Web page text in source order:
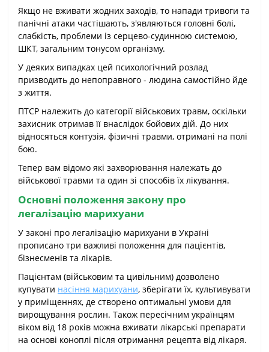
Якщо не вживати жодних заходів, то напади тривоги та
панічні атаки частішають, з'являються головні болі,
слабкість, проблеми із серцево-судинною системою,
ШКТ, загальним тонусом організму.
У деяких випадках цей психологічний розлад
призводить до непоправного - людина самостійно йде
з життя.
ПТСР належить до категорії військових травм, оскільки
захисник отримав її внаслідок бойових дій. До них
відносяться контузія, фізичні травми, отримані на полі
бою.
Тепер вам відомо які захворювання належать до
військової травми та один зі способів їх лікування.
Основні положення закону про
легалізацію марихуани
У законі про легалізацію марихуани в Україні
прописано три важливі положення для пацієнтів,
бізнесменів та лікарів.
Пацієнтам (військовим та цивільним) дозволено
купувати насіння марихуани, зберігати їх, культивувати
у приміщеннях, де створено оптимальні умови для
вирощування рослин. Також пересічним українцям
віком від 18 років можна вживати лікарські препарати
на основі коноплі після отримання рецепта від лікаря.